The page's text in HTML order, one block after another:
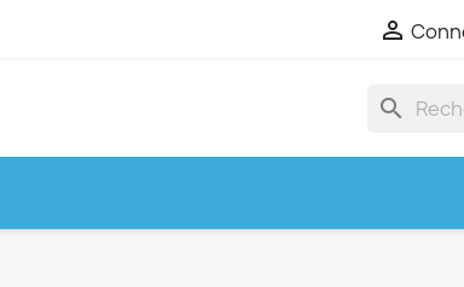

search